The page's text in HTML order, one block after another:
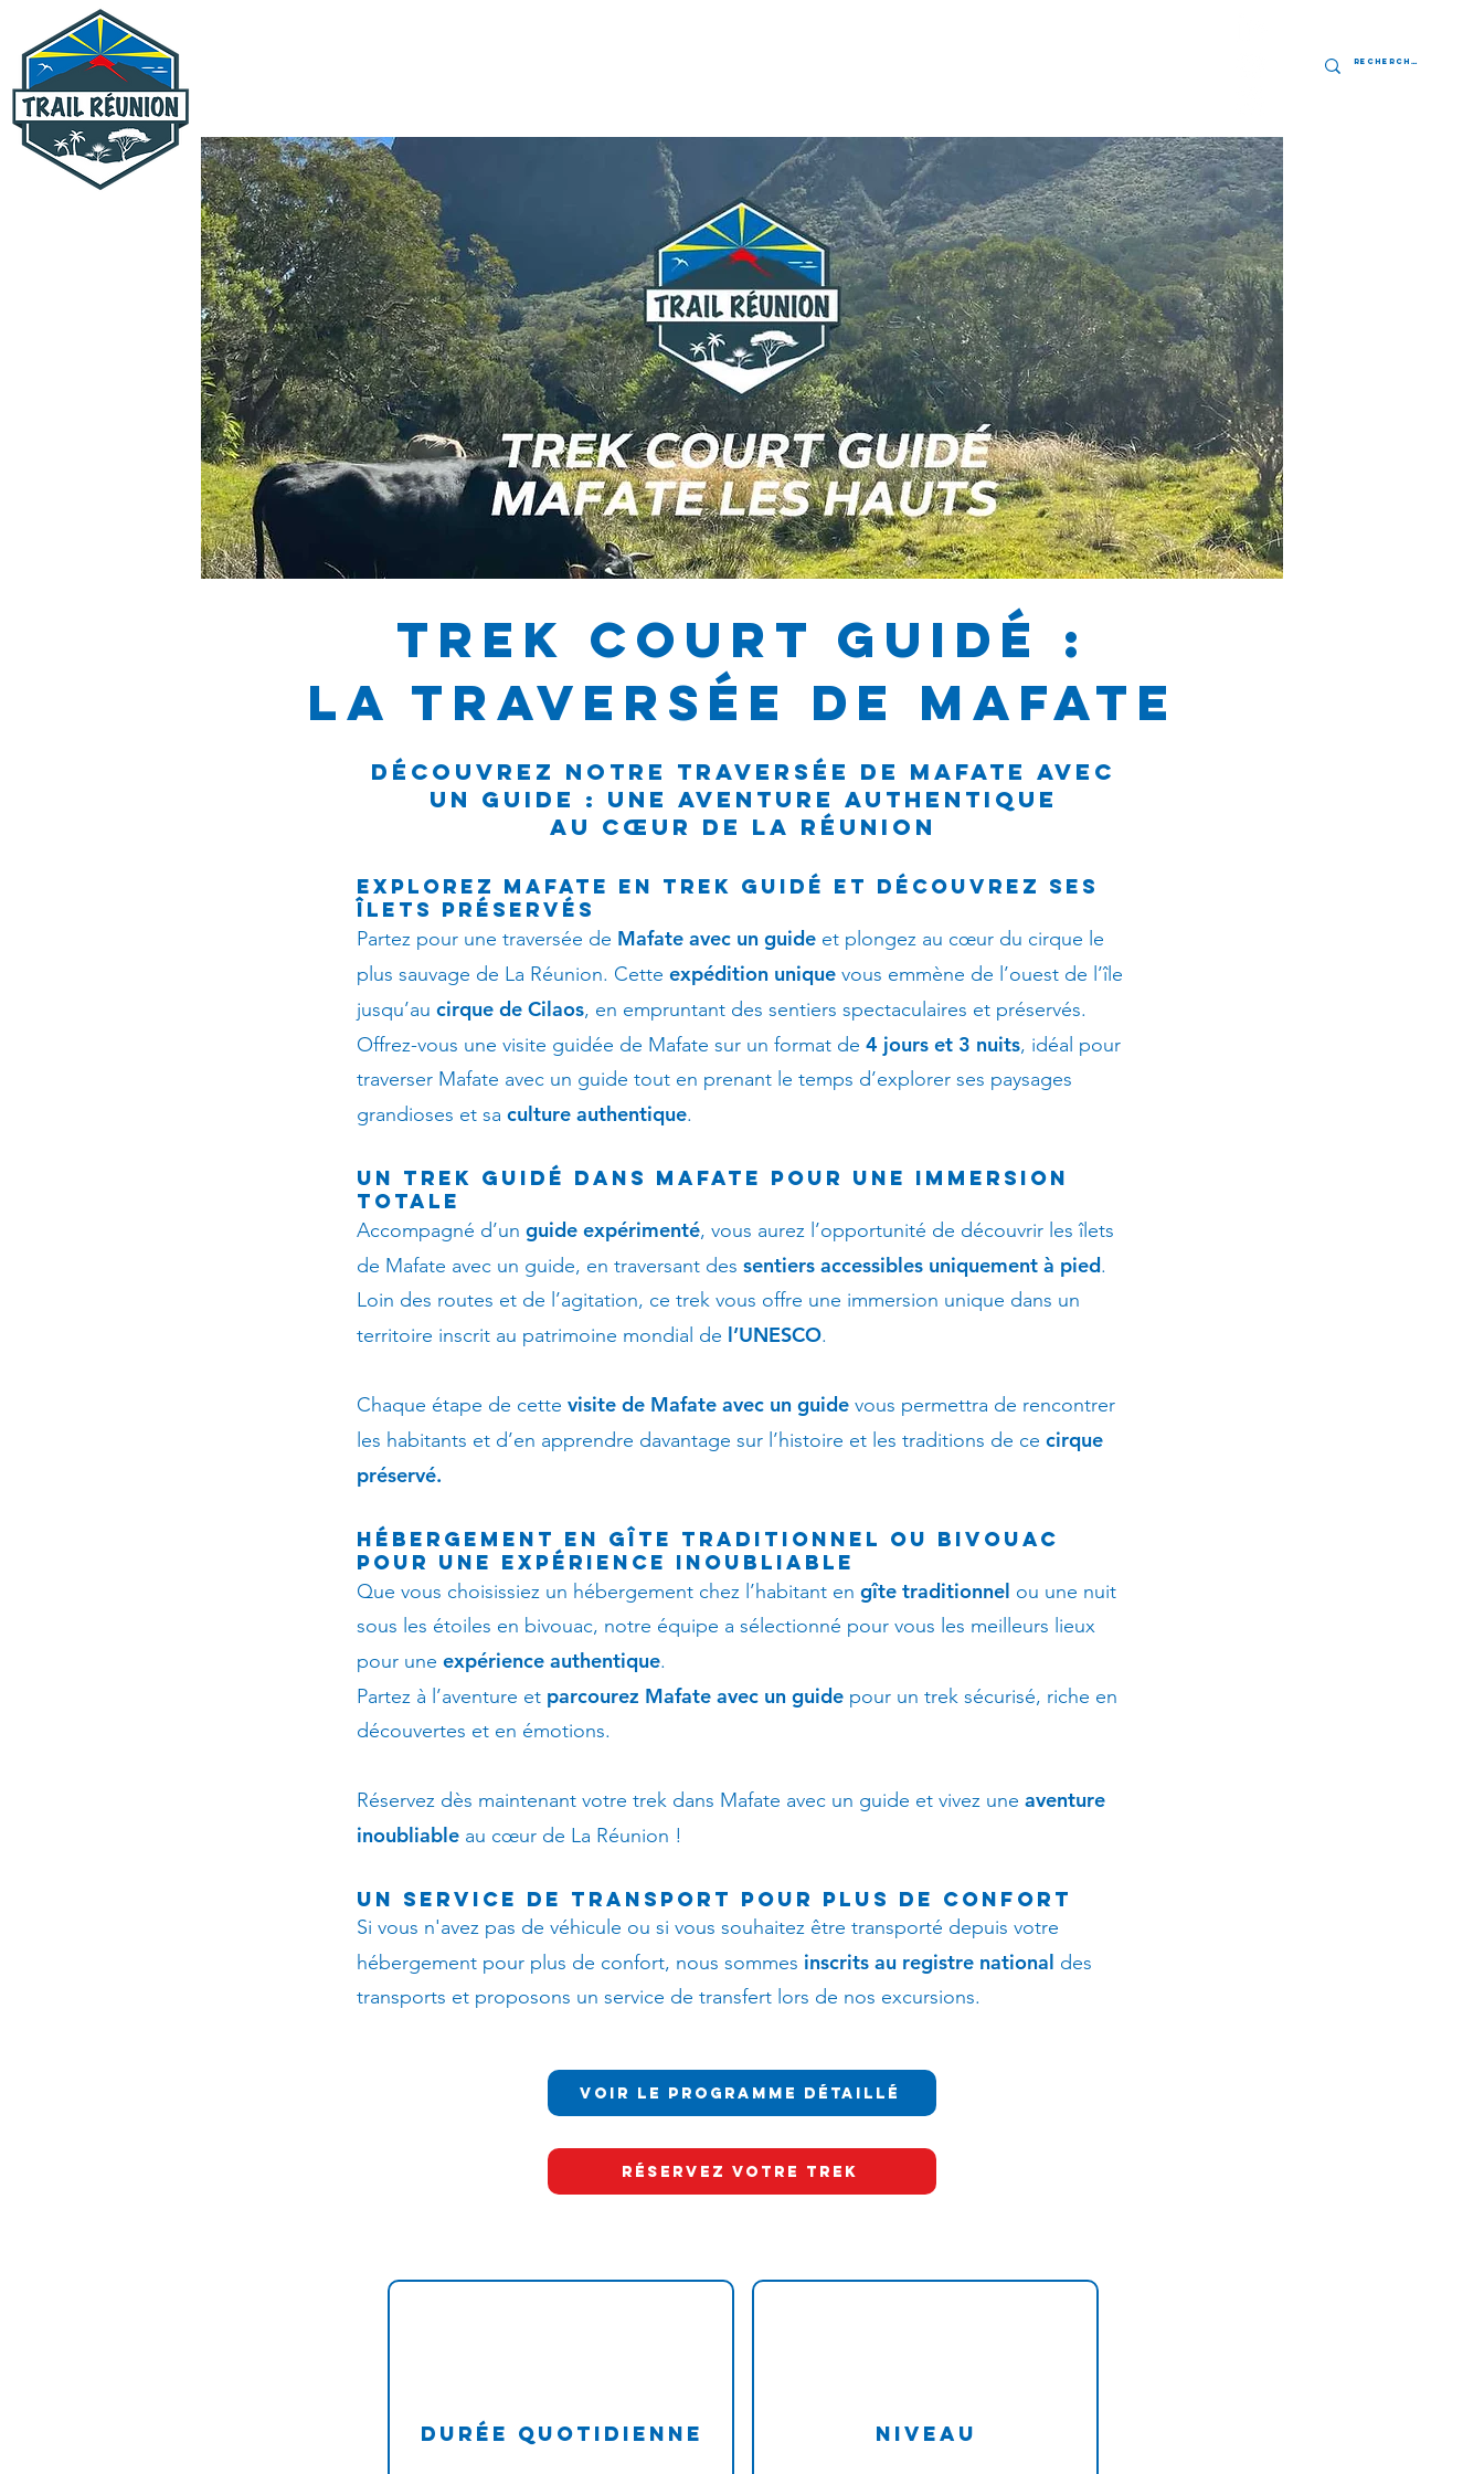
TREK COURT guidé :
la TRAVERSÉE DE MAFATE
DÉCOUVREZ NOTRE TRAVERSÉE DE MAFATE AVEC
UN GUIDE : UNE AVENTURE AUTHENTIQUE
AU CŒUR DE LA RÉUNION
Explorez Mafate en trek guidé et découvrez ses
îlets préservés
Partez pour une traversée de Mafate avec un guide et plongez au cœur du cirque le
plus sauvage de La Réunion. Cette expédition unique vous emmène de l’ouest de l’île
jusqu’au cirque de Cilaos, en empruntant des sentiers spectaculaires et préservés.
Offrez-vous une visite guidée de Mafate sur un format de 4 jours et 3 nuits, idéal pour
traverser Mafate avec un guide tout en prenant le temps d’explorer ses paysages
grandioses et sa culture authentique.
Un trek guidé dans Mafate pour une immersion
totale
Accompagné d’un guide expérimenté, vous aurez l’opportunité de découvrir les îlets
de Mafate avec un guide, en traversant des sentiers accessibles uniquement à pied.
Loin des routes et de l’agitation, ce trek vous offre une immersion unique dans un
territoire inscrit au patrimoine mondial de l’UNESCO.
Chaque étape de cette visite de Mafate avec un guide vous permettra de rencontrer
les habitants et d’en apprendre davantage sur l’histoire et les traditions de ce cirque
préservé.
Hébergement en gîte traditionnel ou bivouac
pour une expérience inoubliable
Que vous choisissiez un hébergement chez l’habitant en gîte traditionnel ou une nuit
sous les étoiles en bivouac, notre équipe a sélectionné pour vous les meilleurs lieux
pour une expérience authentique.
Partez à l’aventure et parcourez Mafate avec un guide pour un trek sécurisé, riche en
découvertes et en émotions.
Réservez dès maintenant votre trek dans Mafate avec un guide et vivez une aventure
inoubliable au cœur de La Réunion !
Un service de transport pour plus de confort
Si vous n'avez pas de véhicule ou si vous souhaitez être transporté depuis votre
hébergement pour plus de confort, nous sommes inscrits au registre national des
transports et proposons un service de transfert lors de nos excursions.
Voir le programme détaillé
Réservez votre trek
Durée quotidienne Niveau